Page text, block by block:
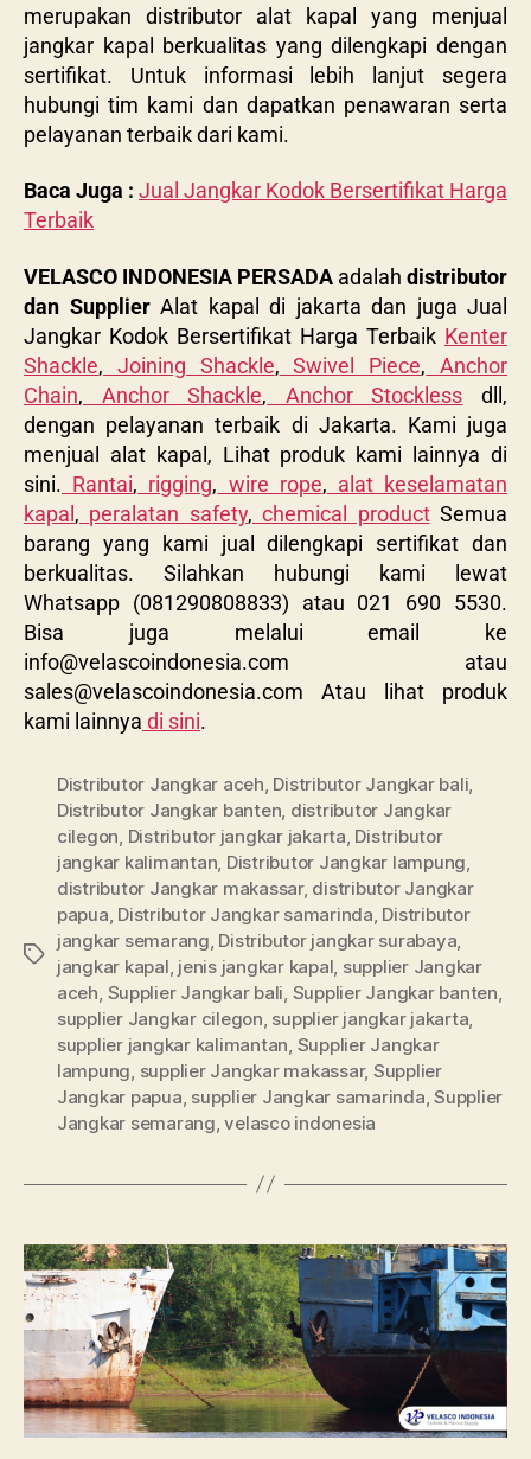
merupakan distributor alat kapal yang menjual
jangkar kapal berkualitas yang dilengkapi dengan
sertifikat. Untuk informasi lebih lanjut segera
hubungi tim kami dan dapatkan penawaran serta
pelayanan terbaik dari kami.
Baca Juga : Jual Jangkar Kodok Bersertifikat Harga
Terbaik
VELASCO INDONESIA PERSADA adalah distributor
dan SupplierAlat kapal di jakarta dan juga Jual
Jangkar Kodok Bersertifikat Harga Terbaik Kenter
Shackle, Joining Shackle, Swivel Piece, Anchor
Chain, Anchor Shackle, Anchor Stockless dll,
dengan pelayanan terbaik di Jakarta. Kami juga
menjual alat kapal, Lihat produk kami lainnya di
sini. Rantai, rigging, wire rope, alat keselamatan
kapal, peralatan safety, chemical productSemua
barang yang kami jual dilengkapi sertifikat dan
berkualitas. Silahkan hubungi kami lewat
Whatsapp (081290808833) atau 021 690 5530.
Bisa juga melalui email ke
info@velascoindonesia.com atau
sales@velascoindonesia.com Atau lihat produk
kami lainnya di sini.
Distributor Jangkar aceh Distributor Jangkar bali
Distributor Jangkar banten distributor Jangkar
cilegon Distributor jangkar jakarta Distributor
jangkar kalimantan Distributor Jangkar lampung
distributor Jangkar makassar, distributor Jangkar
papua Distributor Jangkar samarinda Distributor
jangkar semarang Distributor jangkar surabaya
jangkar kapal jenis jangkar kapal supplier Jangkar
aceh Supplier Jangkar bali Supplier Jangkar banten
supplier Jangkar cilegon supplier jangkar jakarta
supplier jangkar kalimantan Supplier Jangkar
lampung supplier Jangkar makassar, Supplier
Jangkar papua supplier Jangkar samarinda ,Supplier
Jangkar semarang ,velasco indonesia